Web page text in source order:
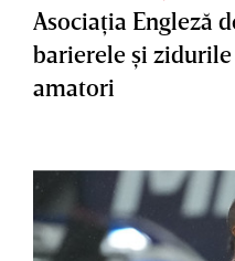
Asociaţia Engleză
barierele şi
amatori